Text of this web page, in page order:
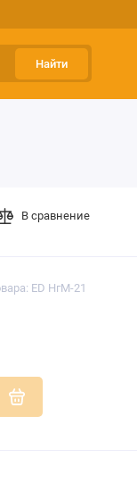
Найти
ED НгМ-21
В сравнение